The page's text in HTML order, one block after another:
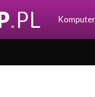
Ajkomp.pl